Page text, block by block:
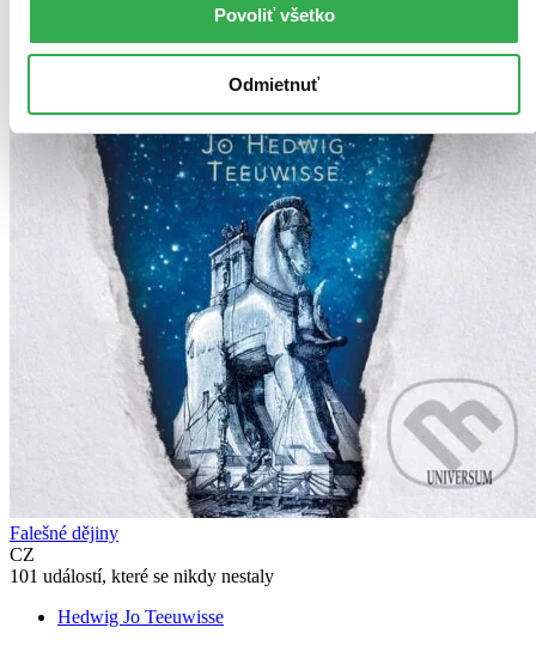
Povoliť všetko
Odmietnuť
Falešné dějiny
CZ
101 událostí, které se nikdy nestaly
Hedwig Jo Teeuwisse